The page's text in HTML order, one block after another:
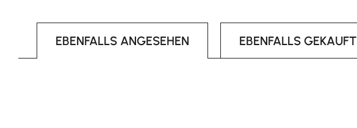
EBENFALLS ANGESEHEN EBENFALLS GEKAUFT